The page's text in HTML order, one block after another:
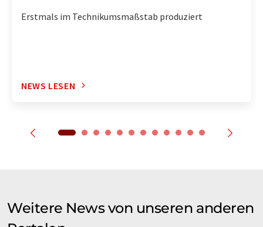
Erstmals im Technikumsmaßstab produziert
NEWS LESEN
Weitere News von unseren anderen